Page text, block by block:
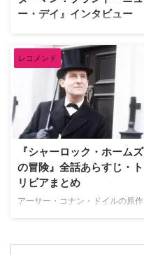
ンスで選ぶ名作群 最初に彼が手
…
ー・デイ』インタビュー
『スパイダーマン：ブランド・ニ
ュー・デイ』日本語吹き替え版で
ピーター・パーカー／スパイダー
マンを演じる榎木淳弥にインタビ
ュー！ 孤独を抱えながらも成長
したピーターの魅力や、ハルク、
パニッシャーたちとの掛け合い、
そして本作に込められた意味につ
いて、たっぷり語ってもらった。
記憶をなくした世界で描かれる、
ピーターの「人間ドラマ」 ――
前作『スパイダーマン：ノー・ウ
ェイ・ホーム』ではドクター・ス
ター・パーカーに関する記憶が消
レコメンド
『シャーロック・ホームズ
の冒険』全話あらすじ・ト
リビアまとめ
アーサー・コナン・ドイルの原作
年まで放送された名作ドラマ『シ